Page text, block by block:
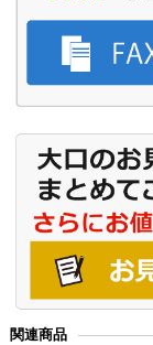
関連商品